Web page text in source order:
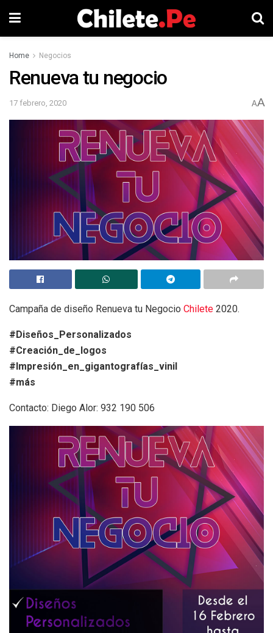
Home Negocios
Renueva tu negocio
17 febrero, 2020 AA
Campaña de diseño Renueva tu Negocio Chilete 2020.
#Diseños_Personalizados
#Creación_de_logos
#Impresión_en_gigantografías_vinil
#más
Contacto: Diego Alor: 932 190 506